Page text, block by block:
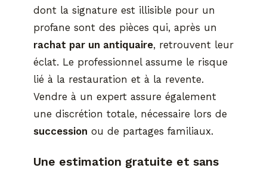
dont la signature est illisible pour un
profane sont des pièces qui, après un
rachat par un antiquaire, retrouvent leur
éclat. Le professionnel assume le risque
lié à la restauration et à la revente.
Vendre à un expert assure également
une discrétion totale, nécessaire lors de
succession ou de partages familiaux.
Une estimation gratuite et sans